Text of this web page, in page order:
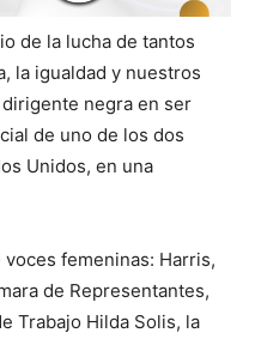
de la lucha de tantos
la igualdad y nuestros
negra en ser
de uno de los dos
Unidos, en una
femeninas: Harris,
de Representantes,
Trabajo Hilda Solis, la